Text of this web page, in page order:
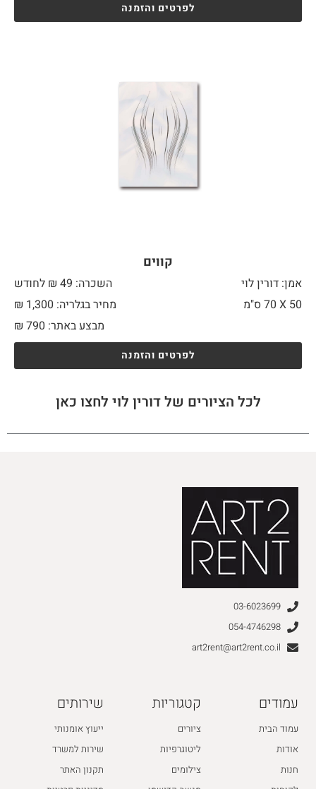
לפרטים והזמנה
קווים
אמן: דורין לוי
השכרה: 49 ₪ לחודש
50 X
מחיר בגלריה: 1,300 ₪
מבצע באתר:
₪ 790
לפרטים והזמנה
לכל הציורים של דורין לוי לחצו כאן
03-6023699
054-4746298
art2rent@art2rent.co.il
עמודים
עמוד הבית
אודות
חנות
קטגוריות
ציורים
ליטוגרפיות
צילומים
שירותים
ייעוץ אומנותי
שירות למשרד
תקנון האתר